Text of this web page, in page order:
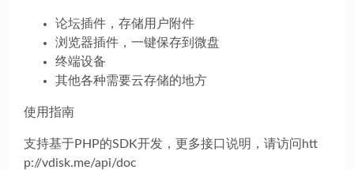
论坛插件，存储用户附件
浏览器插件，一键保存到微盘
终端设备
其他各种需要云存储的地方
使用指南
支持基于PHP的SDK开发，更多接口说明，请访问htt
p://vdisk.me/api/doc